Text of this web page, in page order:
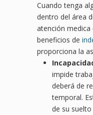
Cuando tenga
dentro del área
atención medica
beneficios de
proporciona la
impide
deberá de
temporal.
de su